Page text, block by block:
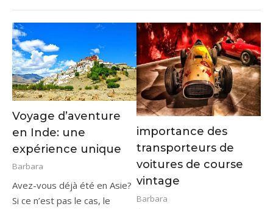
Voyage d’aventure
en Inde: une
expérience unique
Barbara
Avez-vous déjà été en Asie?
Si ce n’est pas le cas, le
importance des
transporteurs de
voitures de course
vintage
Barbara